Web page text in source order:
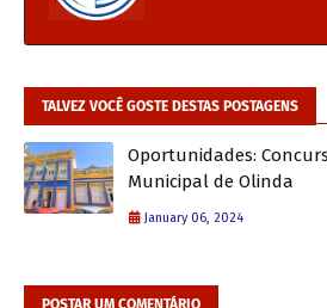
TALVEZ VOCÊ GOSTE DESTAS POSTAGENS
Oportunidades:
Municipal de Olinda
January 06, 2024
POSTAR UM COMENTÁRIO